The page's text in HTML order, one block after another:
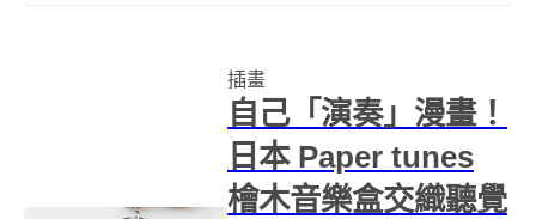
子對著手機嘆了一口長...
插畫
自己「演奏」漫畫！
日本 Paper tunes
檜木音樂盒交織聽覺